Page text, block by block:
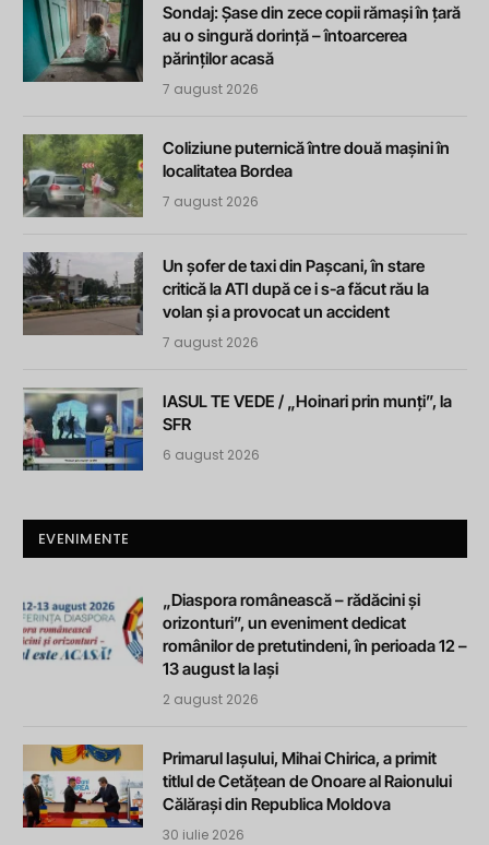
Sondaj: Șase din zece copii rămași în țară
au o singură dorință – întoarcerea
părinților acasă
7 august 2026
Coliziune puternică între două mașini în
localitatea Bordea
7 august 2026
Un șofer de taxi din Pașcani, în stare
critică la ATI după ce i s-a făcut rău la
volan și a provocat un accident
7 august 2026
IASUL TE VEDE / „Hoinari prin munți”, la
SFR
6 august 2026
EVENIMENTE
„Diaspora românească – rădăcini și
orizonturi”, un eveniment dedicat
românilor de pretutindeni, în perioada 12 –
13 august la Iași
2 august 2026
Primarul Iașului, Mihai Chirica, a primit
titlul de Cetățean de Onoare al Raionului
Călărași din Republica Moldova
30 iulie 2026